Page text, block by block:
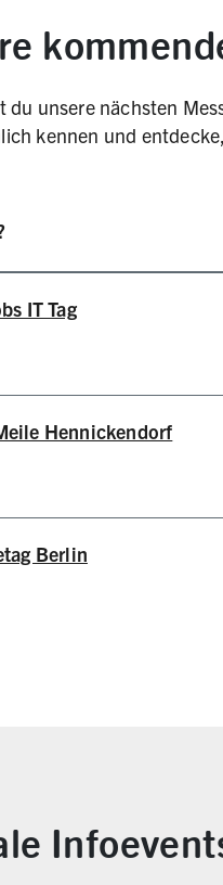
du unsere nächsten
kennen und
IT TagWebsite, öffnet in
Hennickendorf
Website, öffnet in
BerlinWebsite, öffnet in